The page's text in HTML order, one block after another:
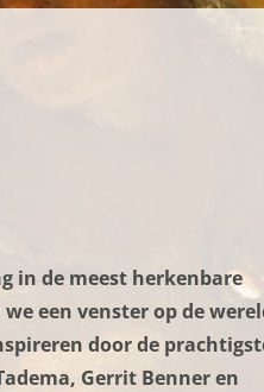
in de meest herkenbare
een venster op de
door de
Gerrit Benner en